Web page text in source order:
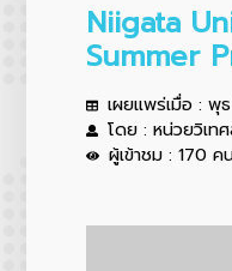
Niigata
Summer
เผยแพร่เมื่อ : พุ
โดย : หน่วยวิเท
ผู้เข้าชม : 170 ค